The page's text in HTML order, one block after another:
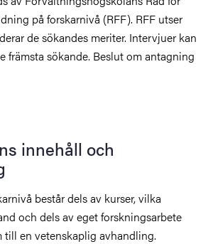
på forskarnivå (RFF). RFF utser
de sökandes meriter. Intervjuer kan
främsta sökande. Beslut om antagning
innehåll och
består dels av kurser, vilka
och dels av eget forskningsarbete
till en vetenskaplig avhandling.